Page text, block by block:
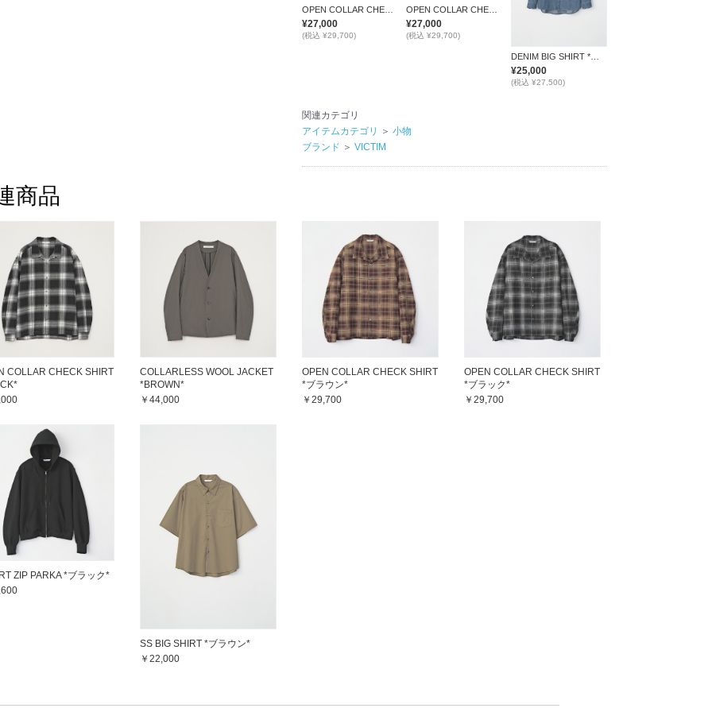
¥27,000
(税込 ¥29,700)
¥27,000
(税込 ¥29,700)
DENIM BIG SHIRT *ブルー*
¥25,000
(税込 ¥27,500)
関連カテゴリ
アイテムカテゴリ
＞ 小物
ブランド ＞ VICTIM
商品
COLLAR CHECK SHIRT
COLLARLESS WOOL JACKET
*BROWN*
￥44,000
OPEN COLLAR CHECK SHIRT
*ブラウン*
￥29,700
OPEN COLLAR CHECK SHIRT
*ブラック*
￥29,700
ZIP PARKA *ブラック*
SS BIG SHIRT *ブラウン*
￥22,000